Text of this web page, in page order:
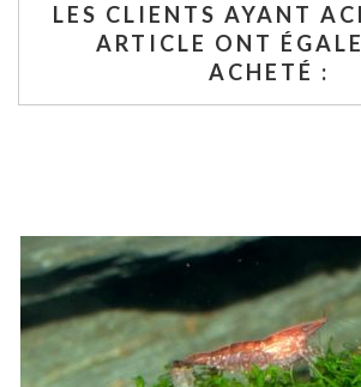
LES CLIENTS AYANT
ARTICLE ONT
ACHETÉ :